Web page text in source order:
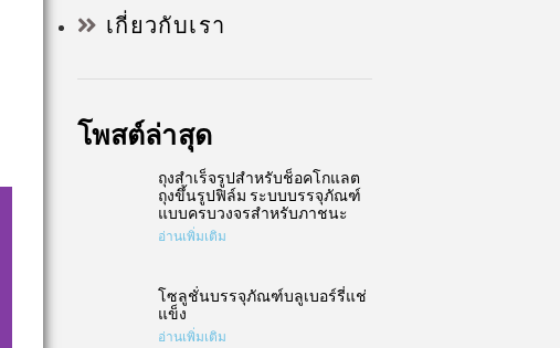
การบรรจุหมอน
เกี่ยวกับเรา
โพสต์ล่าสุด
ถุงสำเร็จรูปสำหรับช็อคโกแลต
ถุงขึ้นรูปฟิล์ม ระบบบรรจุภัณฑ์
แบบครบวงจรสำหรับภาชนะ
อ่านเพิ่มเติม
โซลูชั่นบรรจุภัณฑ์บลูเบอร์รี่แช่
แข็ง
อ่านเพิ่มเติม